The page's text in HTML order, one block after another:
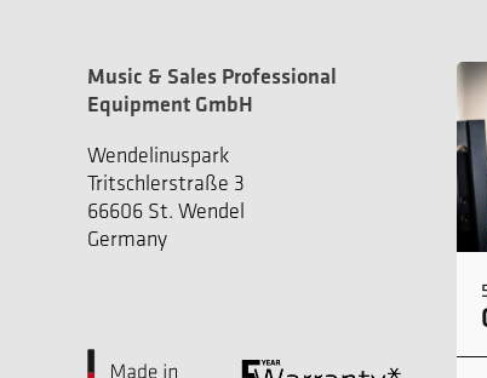
Music & Sales Professional
Equipment GmbH
Wendelinuspark
Tritschlerstraße 3
66606 St. Wendel
Germany